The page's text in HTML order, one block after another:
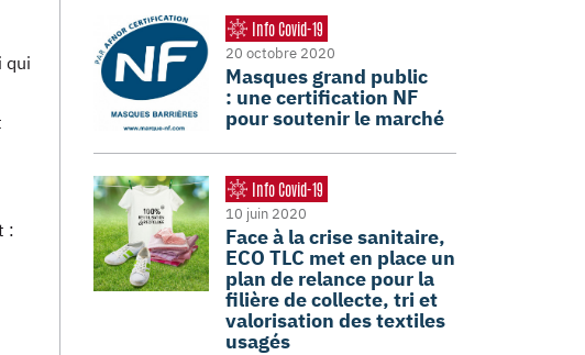
qui
:
Info Covid-19
20 octobre 2020
Masques grand public
: une certification NF
pour soutenir le marché
Info Covid-19
10 juin 2020
Face à la crise sanitaire,
ECO TLC met en place un
plan de relance pour la
filière de collecte, tri et
valorisation des textiles
usagés